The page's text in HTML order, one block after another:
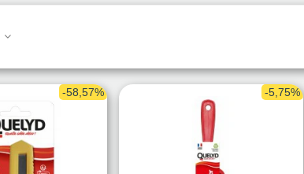
-58,57% -5,75%